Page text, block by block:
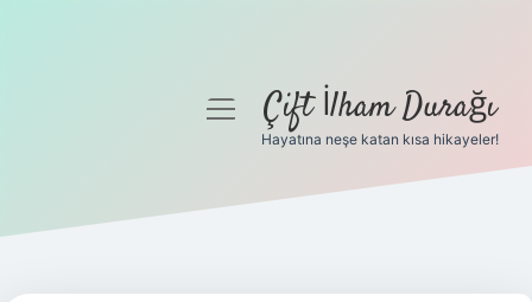
Gizlilik Politikası
Yasal Uyarı
menüyüÇift İlham Durağı
Hayatına neşe katan kısa hikayeler!